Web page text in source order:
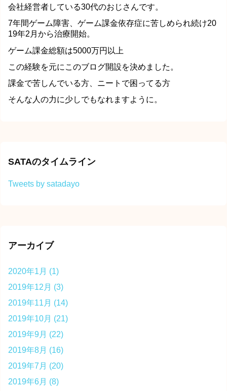
会社経営者している30代のおじさんです。
7年間ゲーム障害、ゲーム課金依存症に苦しめられ続け20
19年2月から治療開始。
ゲーム課金総額は5000万円以上
この経験を元にこのブログ開設を決めました。
課金で苦しんでいる方、ニートで困ってる方
そんな人の力に少しでもなれますように。
SATAのタイムライン
Tweets by satadayo
アーカイブ
2020年1月 (1)
2019年12月 (3)
2019年11月 (14)
2019年10月 (21)
2019年9月 (22)
2019年8月 (16)
2019年7月 (20)
2019年6月 (8)